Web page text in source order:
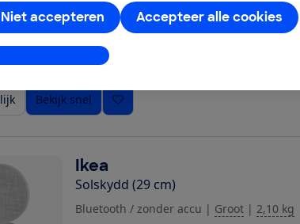
Accepteer alle cookies
Niet accepteren
aanpassen
Bluetooth / met accu | Mini | 0,23 kg
Bekijk snel
Ikea
Solskydd (29 cm)
Bluetooth / zonder accu | Groot | 2,10 kg